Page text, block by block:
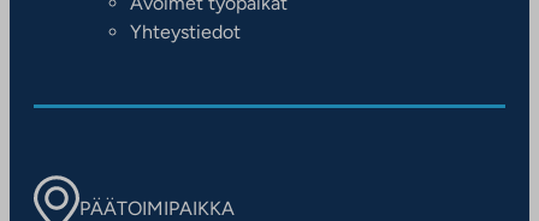
Yhteystiedot
PÄÄTOIMIPAIKKA